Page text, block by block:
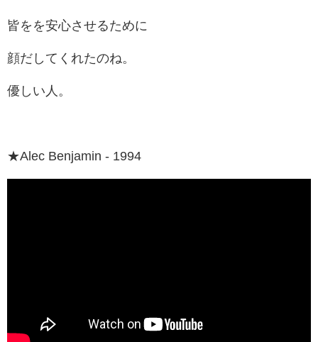
皆をを安心させるために
顔だしてくれたのね。
優しい人。
★Alec Benjamin - 1994